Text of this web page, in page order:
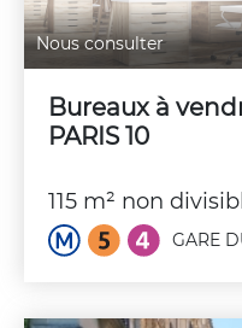
Nous consulter
Bureaux à
PARIS 10
115 m² non
GARE